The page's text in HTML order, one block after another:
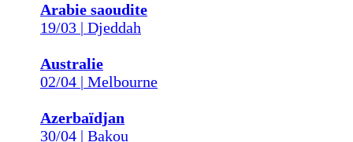
Arabie saoudite
19/03 | Djeddah
Australie
02/04 | Melbourne
Azerbaïdjan
30/04 | Bakou